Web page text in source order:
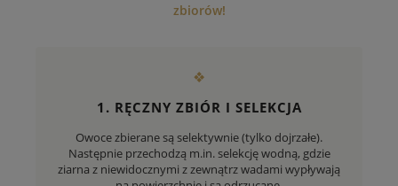
zbiorów!
❖
1. RĘCZNY ZBIÓR I SELEKCJA
Owoce zbierane są selektywnie (tylko dojrzałe).
Następnie przechodzą m.in. selekcję wodną, gdzie
ziarna z niewidocznymi z zewnątrz wadami wypływają